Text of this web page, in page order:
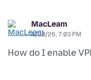
MacLeam
4/30/26, 7:03 PM